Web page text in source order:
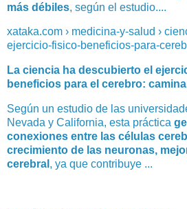
más débiles, según el estudio....
xataka.com › medicina-y-salud ›
ejercicio-fisico-beneficios-para-
La ciencia ha descubierto el
beneficios para el cerebro:
Según un estudio de las
Nevada y California, esta práctica
conexiones entre las células
crecimiento de las neuronas,
cerebral , ya que contribuye ...